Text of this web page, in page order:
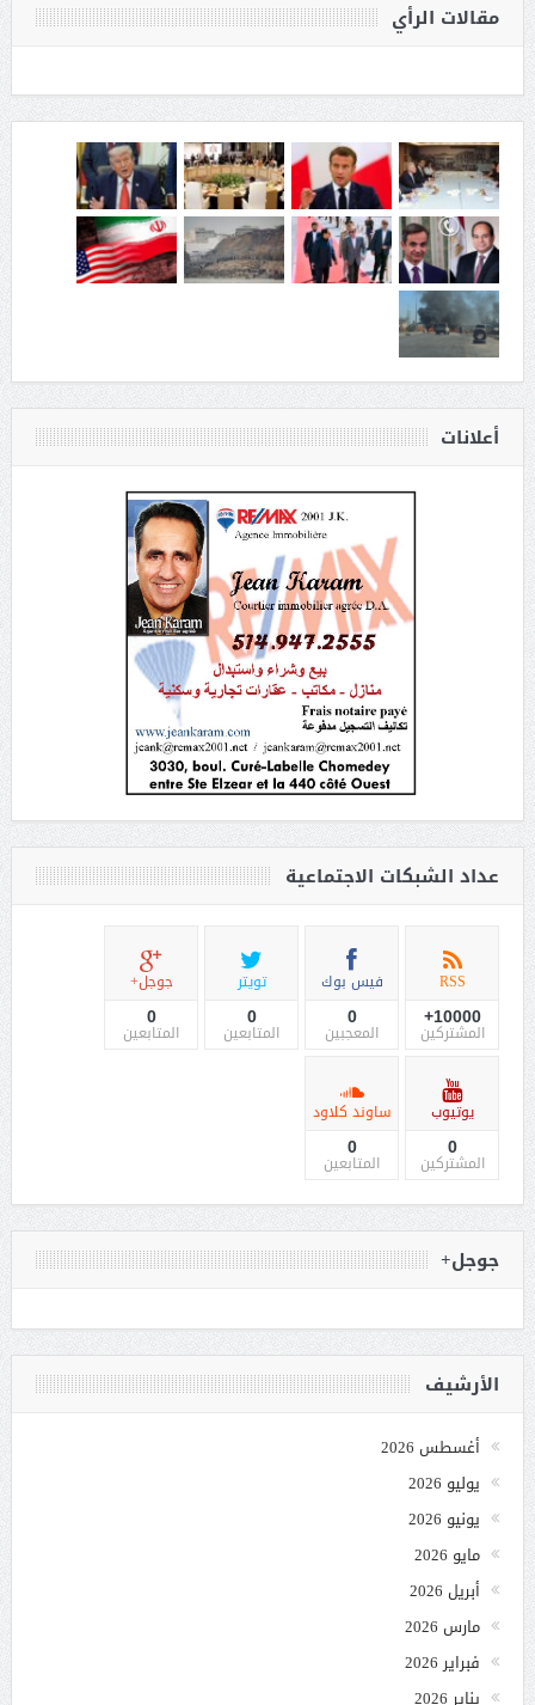
مقالات الرأي
أعلانات
عداد الشبكات الاجتماعية
RSS
10000+
المشتركين
فيس بوك
0
المعجبين
تويتر
0
المتابعين
جوجل+
0
المتابعين
يوتيوب
0
المشتركين
ساوند كلاود
0
المتابعين
جوجل+
الأرشيف
أغسطس 2026
يوليو 2026
يونيو 2026
مايو 2026
أبريل 2026
مارس 2026
فبراير 2026
يناير 2026